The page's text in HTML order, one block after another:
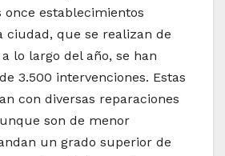
once establecimientos
ciudad, que se realizan de
lo largo del año, se han
3.500 intervenciones. Estas
con diversas reparaciones
son de menor
un grado superior de